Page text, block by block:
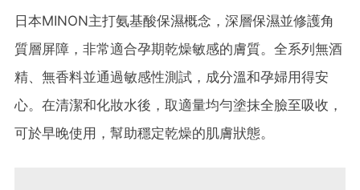
日本MINON主打氨基酸保濕概念，深層保濕並修護角
質層屏障，非常適合孕期乾燥敏感的膚質​。全系列無酒
精、無香料並通過敏感性測試，成分溫和孕婦用得安
心。在清潔和化妝水後，取適量均勻塗抹全臉至吸收，
可於早晚使用，幫助穩定乾燥的肌膚狀態。